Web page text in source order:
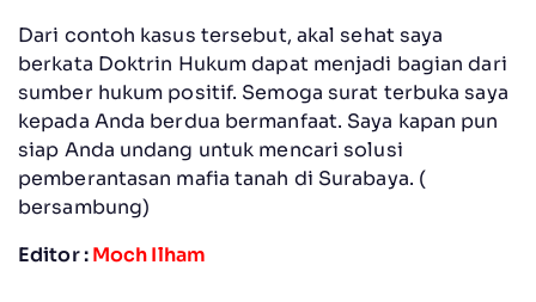
Dari contoh kasus tersebut, akal sehat saya
berkata Doktrin Hukum dapat menjadi bagian dari
sumber hukum positif. Semoga surat terbuka saya
kepada Anda berdua bermanfaat. Saya kapan pun
siap Anda undang untuk mencari solusi
pemberantasan mafia tanah di Surabaya. (
bersambung)
Editor :Moch Ilham